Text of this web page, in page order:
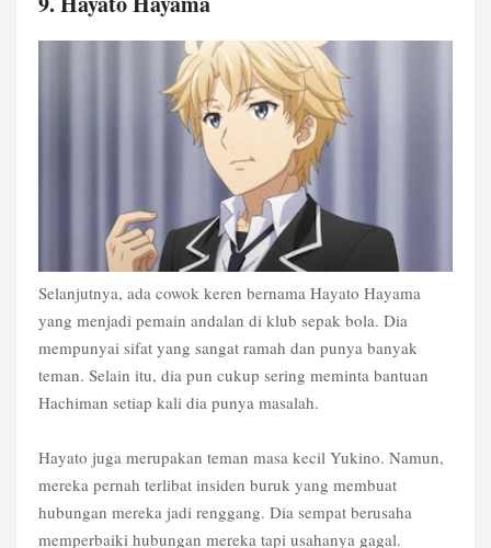
Selanjutnya, ada cowok keren bernama Hayato Hayama
yang menjadi pemain andalan di klub sepak bola. Dia
mempunyai sifat yang sangat ramah dan punya banyak
teman. Selain itu, dia pun cukup sering meminta bantuan
Hachiman setiap kali dia punya masalah.
Hayato juga merupakan teman masa kecil Yukino. Namun,
mereka pernah terlibat insiden buruk yang membuat
hubungan mereka jadi renggang. Dia sempat berusaha
memperbaiki hubungan mereka tapi usahanya gagal.